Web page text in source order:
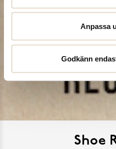
Anpassa
Godkänn
Shoe